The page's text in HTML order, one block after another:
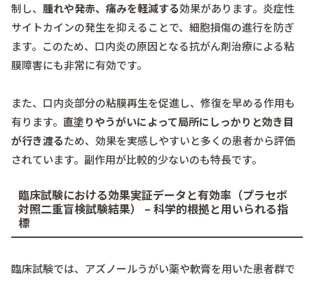
制し、 腫れや発赤、痛みを軽減する効果があります。炎症性
サイトカインの発生を抑えることで、細胞損傷の進行を防ぎ
ます。このため、口内炎の原因となる抗がん剤治療による粘
膜障害にも非常に有効です。
また、口内炎部分の粘膜再生を促進し、修復を早める作用も
有ります。 直塗りやうがいによって局所にしっかりと効き目
が行き渡るため、効果を実感しやすいと多くの患者から評価
されています。副作用が比較的少ないのも特長です。
臨床試験における効果実証データと有効率（プラセボ
対照二重盲検試験結果） – 科学的根拠と用いられる指
標
臨床試験では、アズノールうがい薬や軟膏を用いた患者群で